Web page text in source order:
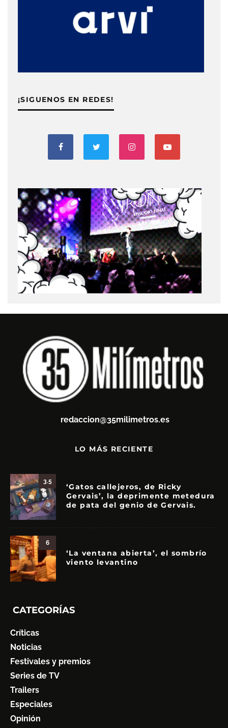
¡SIGUENOS EN REDES!
redaccion@35milimetros.es
LO MÁS RECIENTE
3.5
‘Gatos callejeros, de Ricky
Gervais’, la deprimente metedura
de pata del genio de Gervais.
6
‘La ventana abierta’, el sombrío
viento levantino
CATEGORÍAS
Críticas
Noticias
Festivales y premios
Series de TV
Trailers
Especiales
Opinión